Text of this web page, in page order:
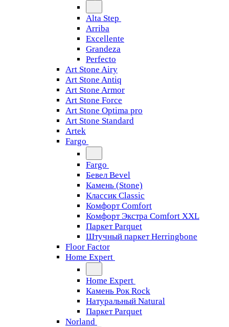
Alta Step
Arriba
Excellente
Grandeza
Perfecto
Art Stone Airy
Art Stone Antiq
Art Stone Armor
Art Stone Force
Art Stone Optima pro
Art Stone Standard
Artek
Fargo
Fargo
Бевел Bevel
Камень (Stone)
Классик Classic
Комфорт Comfort
Комфорт Экстра Comfort XXL
Паркет Parquet
Штучный паркет Herringbone
Floor Factor
Home Expert
Home Expert
Камень Рок Rock
Натуральный Natural
Паркет Parquet
Norland